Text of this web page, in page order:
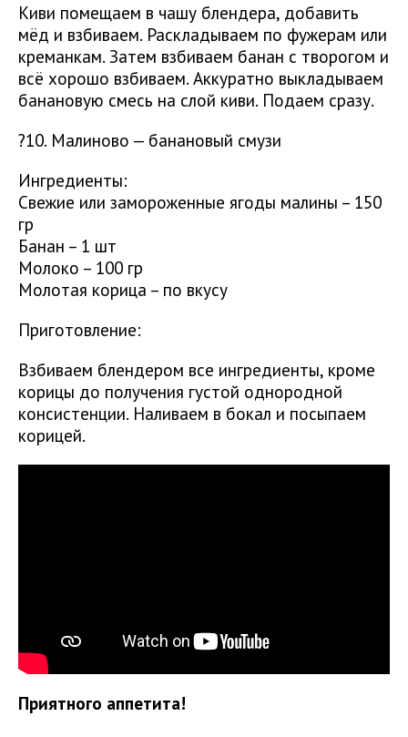
Киви помещаем в чашу блендера, добавить
мёд и взбиваем. Раскладываем по фужерам или
креманкам. Затем взбиваем банан с творогом и
всё хорошо взбиваем. Аккуратно выкладываем
банановую смесь на слой киви. Подаем сразу.
?10. Малиново — банановый смузи
Ингредиенты:
Свежие или замороженные ягоды малины – 150
гр
Банан – 1 шт
Молоко – 100 гр
Молотая корица – по вкусу
Приготовление:
Взбиваем блендером все ингредиенты, кроме
корицы до получения густой однородной
консистенции. Наливаем в бокал и посыпаем
корицей.
Приятного аппетита!